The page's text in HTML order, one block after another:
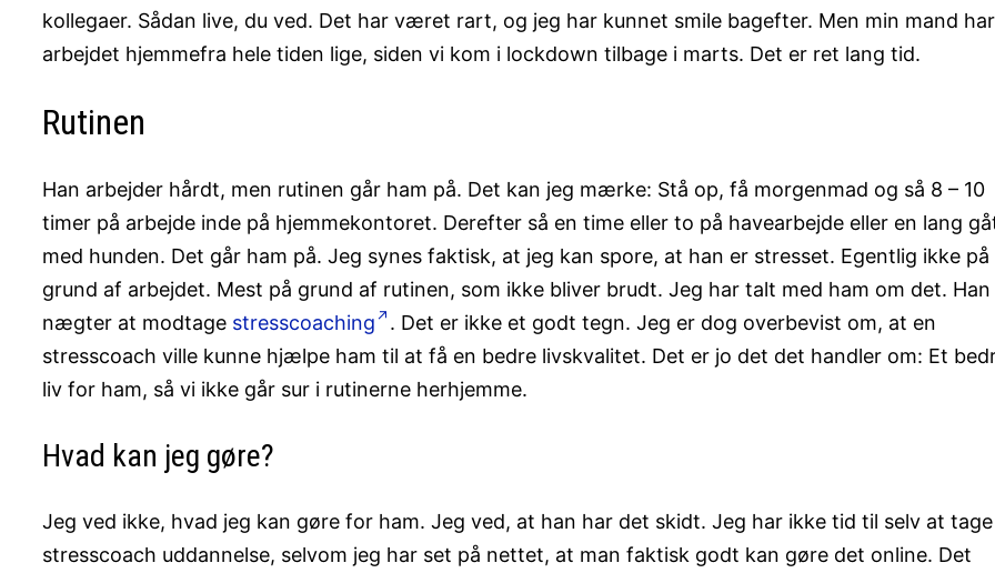
kollegaer. Sådan live, du ved. Det har været rart, og jeg har kunnet smile bagefter. Men min mand har
arbejdet hjemmefra hele tiden lige, siden vi kom i lockdown tilbage i marts. Det er ret lang tid.
Rutinen
Han arbejder hårdt, men rutinen går ham på. Det kan jeg mærke: Stå op, få morgenmad og så 8 – 10
timer på arbejde inde på hjemmekontoret. Derefter så en time eller to på havearbejde eller en lang
med hunden. Det går ham på. Jeg synes faktisk, at jeg kan spore, at han er stresset. Egentlig ikke på
grund af arbejdet. Mest på grund af rutinen, som ikke bliver brudt. Jeg har talt med ham om det. Han
nægter at modtage stresscoaching
. Det er ikke et godt tegn. Jeg er dog overbevist om, at en
stresscoach ville kunne hjælpe ham til at få en bedre livskvalitet. Det er jo det det handler om: Et
liv for ham, så vi ikke går sur i rutinerne herhjemme.
Hvad kan jeg gøre?
Jeg ved ikke, hvad jeg kan gøre for ham. Jeg ved, at han har det skidt. Jeg har ikke tid til selv at
stresscoach uddannelse, selvom jeg har set på nettet, at man faktisk godt kan gøre det online. Det